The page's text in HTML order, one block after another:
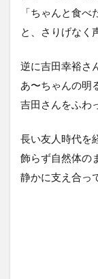
「ちゃんと食べ
と、さりげなく
逆に吉田幸裕さ
あ〜ちゃんの明
吉田さんをふわ
長い友人時代を
飾らず自然体の
静かに支え合っ